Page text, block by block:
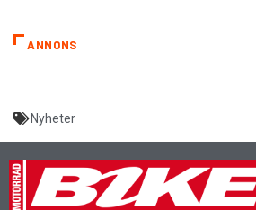
ANNONS
Nyheter